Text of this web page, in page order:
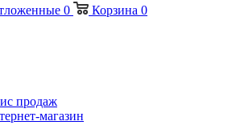
0 Корзина 0
продаж
магазин